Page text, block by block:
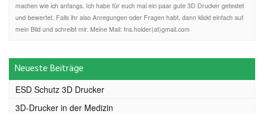
machen wie ich anfangs. Ich habe für euch mal ein paar gute 3D Drucker getestet
und bewertet. Falls ihr also Anregungen oder Fragen habt, dann klickt einfach auf
mein Bild und schreibt mir. Meine Mail: fns.holder(at)gmail.com
Neueste Beiträge
ESD Schutz 3D Drucker
3D-Drucker in der Medizin